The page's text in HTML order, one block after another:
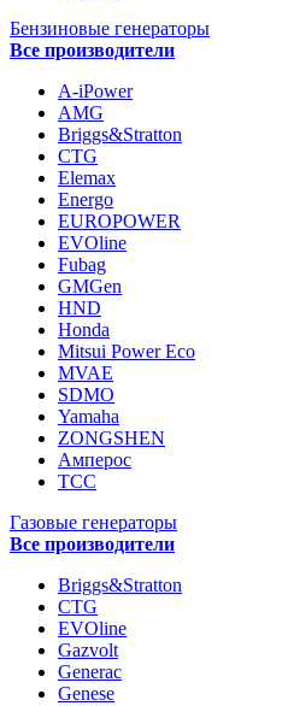
Бензиновые генераторы
Все производители
A-iPower
AMG
Briggs&Stratton
CTG
Elemax
Energo
EUROPOWER
EVOline
Fubag
GMGen
HND
Honda
Mitsui Power Eco
MVAE
SDMO
Yamaha
ZONGSHEN
Амперос
ТСС
Газовые генераторы
Все производители
Briggs&Stratton
CTG
EVOline
Gazvolt
Generac
Genese